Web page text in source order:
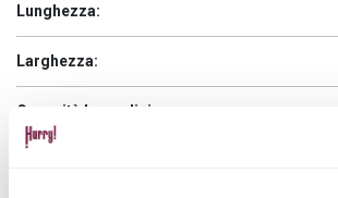
Lunghezza:
Larghezza:
Capacità bagagliaio max: